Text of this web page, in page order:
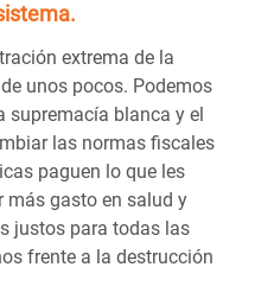
extrema de la
unos pocos. Podemos
supremacía blanca y el
las normas fiscales
paguen lo que les
más gasto en salud y
justos para todas las
frente a la destrucción